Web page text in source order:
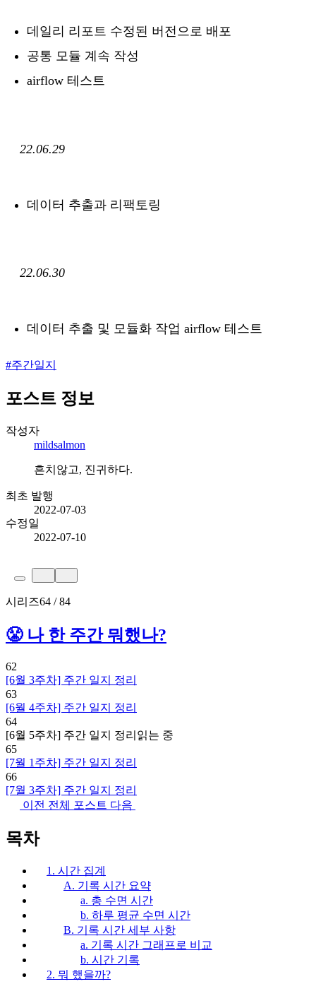
데일리 리포트 수정된 버전으로 배포
공통 모듈 계속 작성
airflow 테스트
22.06.29
데이터 추출과 리팩토링
22.06.30
데이터 추출 및 모듈화 작업 airflow 테스트
#주간일지
포스트 정보
작성자
mildsalmon
흔치않고, 진귀하다.
최초 발행
2022-07-03
수정일
2022-07-10
시리즈64 / 84
😤 나 한 주간 뭐했나?
62
[6월 3주차] 주간 일지 정리
63
[6월 4주차] 주간 일지 정리
64
[6월 5주차] 주간 일지 정리 읽는 중
65
[7월 1주차] 주간 일지 정리
66
[7월 3주차] 주간 일지 정리
이전 전체 포스트 다음
목차
1. 시간 집계
A. 기록 시간 요약
a. 총 수면 시간
b. 하루 평균 수면 시간
B. 기록 시간 세부 사항
a. 기록 시간 그래프로 비교
b. 시간 기록
2. 뭐 했을까?